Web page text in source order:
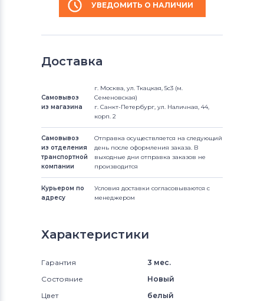
УВЕДОМИТЬ О НАЛИЧИИ
Доставка
Самовывоз
из магазина
г. Москва, ул. Ткацкая, 5с3 (м.
Семеновская)
г. Санкт-Петербург, ул. Наличная, 44,
корп. 2
Самовывоз
из отделения
транспортной
компании
Отправка осуществляется на следующий
день после оформления заказа. В
выходные дни отправка заказов не
производится
Курьером по
адресу
Условия доставки согласовываются с
менеджером
Характеристики
Гарантия
3 мес.
Состояние
Новый
Цвет
белый